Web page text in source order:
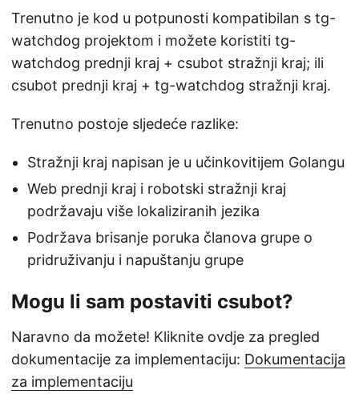
Trenutno je kod u potpunosti kompatibilan s tg-
watchdog projektom i možete koristiti tg-
watchdog prednji kraj + csubot stražnji kraj; ili
csubot prednji kraj + tg-watchdog stražnji kraj.
Trenutno postoje sljedeće razlike:
Stražnji kraj napisan je u učinkovitijem Golangu
Web prednji kraj i robotski stražnji kraj
podržavaju više lokaliziranih jezika
Podržava brisanje poruka članova grupe o
pridruživanju i napuštanju grupe
Mogu li sam postaviti csubot?
Naravno da možete! Kliknite ovdje za pregled
dokumentacije za implementaciju: Dokumentacija
za implementaciju